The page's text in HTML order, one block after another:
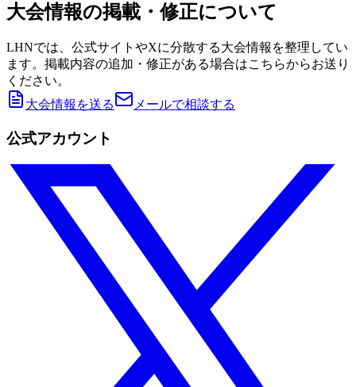
大会情報の掲載・修正について
LHNでは、公式サイトやXに分散する大会情報を整理してい
ます。掲載内容の追加・修正がある場合はこちらからお送り
ください。
大会情報を送る
メールで相談する
公式アカウント